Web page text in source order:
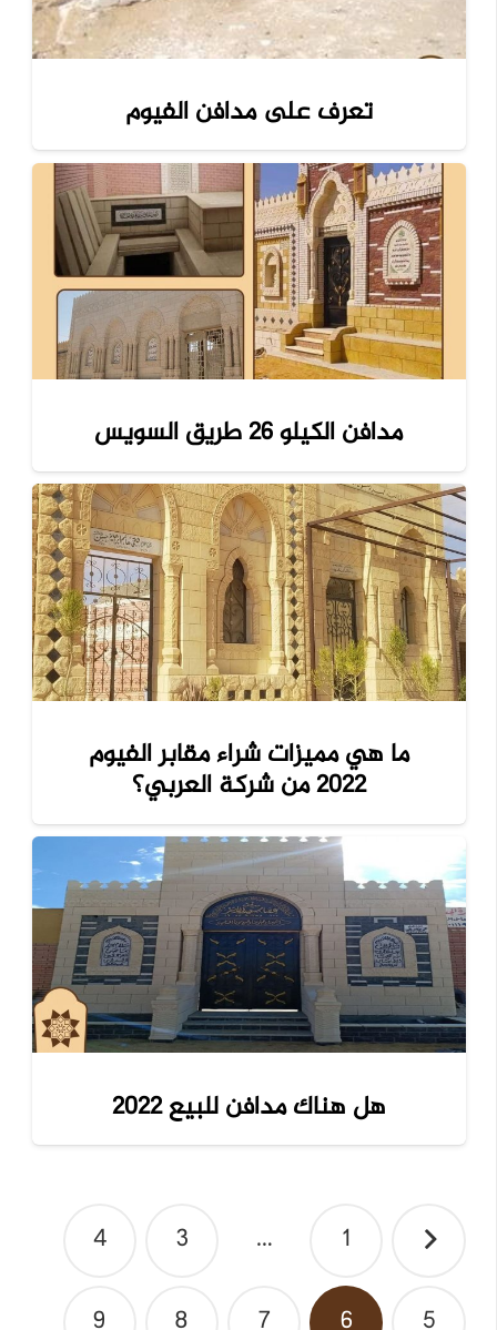
تعرف على مدافن الفيوم
مدافن الكيلو 26 طريق السويس
ما هي مميزات شراء مقابر الفيوم
2022 من شركة العربي؟
هل هناك مدافن للبيع 2022
تصفّح
المقالات 1
…
3
4